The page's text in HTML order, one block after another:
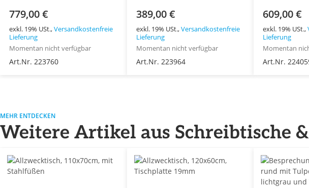
779,00 €
exkl. 19% USt.,Versandkostenfreie
Lieferung
Momentan nicht verfügbar
Art.Nr. 223760
abschließbar, Maße (HxBxT):
1.000 x 914 x 400 mm
389,00 €
exkl. 19% USt.,Versandkostenfreie
Lieferung
Momentan nicht verfügbar
Art.Nr. 223964
Maße
500 mm
609,00 €
exkl. 19% USt.,
Lieferung
Momentan
Art.Nr.
MEHR ENTDECKEN
Weitere Artikel aus Schreibtische